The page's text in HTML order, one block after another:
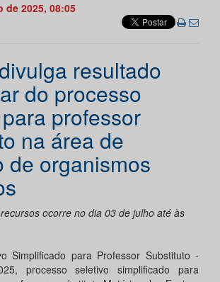
de 2025, 08:05
resultado
do processo
professor
na área de
de organismos
ocorre no dia 03 de julho até às
Simplificado para Professor Substituto -
processo seletivo simplificado para